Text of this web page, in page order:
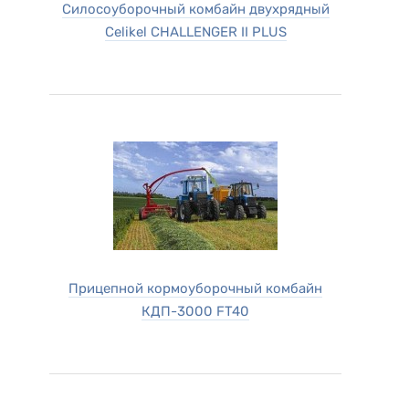
Силосоуборочный комбайн двухрядный
Celikel CHALLENGER II PLUS
Прицепной кормоуборочный комбайн
КДП-3000 FT40